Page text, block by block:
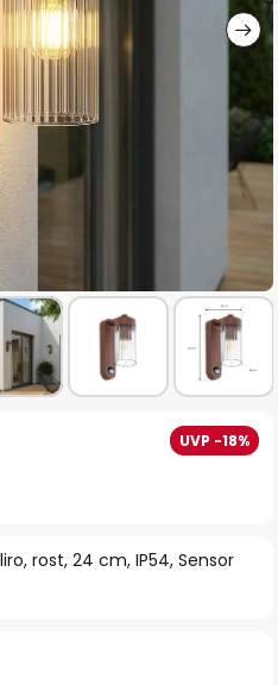
rost, 24 cm, IP54, Sensor
UVP -18%